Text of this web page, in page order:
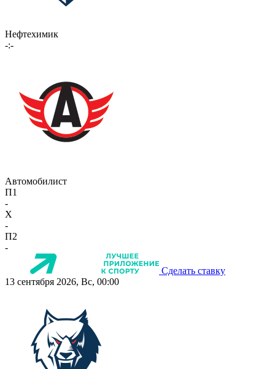
Нефтехимик
-:-
Автомобилист
П1
-
X
-
П2
-
Сделать ставку
13 сентября 2026, Вс, 00:00